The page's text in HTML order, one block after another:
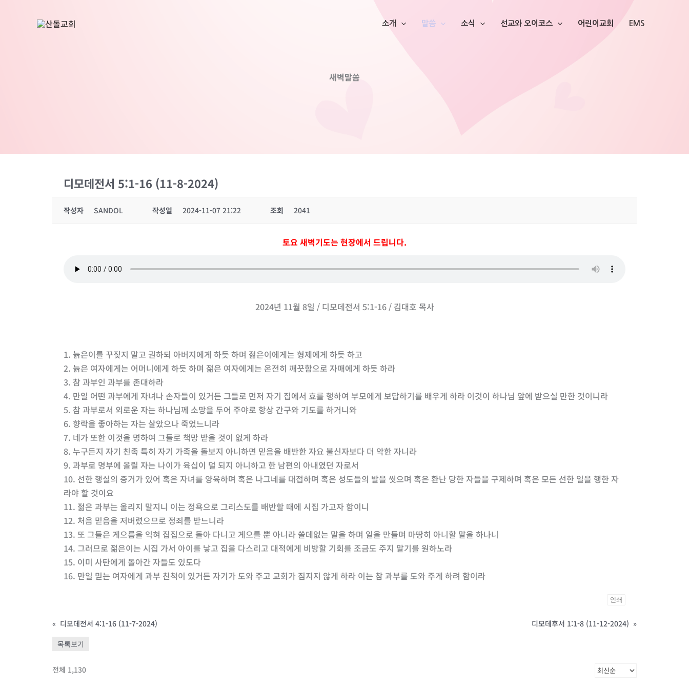
소개 말씀 소식 선교와 오이코스 어린이교회 EMS
새벽말씀
디모데전서 5:1-16 (11-8-2024)
작성자 SANDOL 작성일 2024-11-07 21:22 조회 2041
토요 새벽기도는 현장에서 드립니다.
2024년 11월 8일 / 디모데전서 5:1-16 / 김대호 목사
1. 늙은이를 꾸짖지 말고 권하되 아버지에게 하듯 하며 젊은이에게는 형제에게 하듯 하고
2. 늙은 여자에게는 어머니에게 하듯 하며 젊은 여자에게는 온전히 깨끗함으로 자매에게 하듯 하라
3. 참 과부인 과부를 존대하라
4. 만일 어떤 과부에게 자녀나 손자들이 있거든 그들로 먼저 자기 집에서 효를 행하여 부모에게 보답하기를 배우게 하라 이것이 하나님 앞에 받으실 만한 것이니라
5. 참 과부로서 외로운 자는 하나님께 소망을 두어 주야로 항상 간구와 기도를 하거니와
6. 향락을 좋아하는 자는 살았으나 죽었느니라
7. 네가 또한 이것을 명하여 그들로 책망 받을 것이 없게 하라
8. 누구든지 자기 친족 특히 자기 가족을 돌보지 아니하면 믿음을 배반한 자요 불신자보다 더 악한 자니라
9. 과부로 명부에 올릴 자는 나이가 육십이 덜 되지 아니하고 한 남편의 아내였던 자로서
10. 선한 행실의 증거가 있어 혹은 자녀를 양육하며 혹은 나그네를 대접하며 혹은 성도들의 발을 씻으며 혹은 환난 당한 자들을 구제하며 혹은 모든 선한 일을 행한 자
라야 할 것이요
11. 젊은 과부는 올리지 말지니 이는 정욕으로 그리스도를 배반할 때에 시집 가고자 함이니
12. 처음 믿음을 저버렸으므로 정죄를 받느니라
13. 또 그들은 게으름을 익혀 집집으로 돌아 다니고 게으를 뿐 아니라 쓸데없는 말을 하며 일을 만들며 마땅히 아니할 말을 하나니
14. 그러므로 젊은이는 시집 가서 아이를 낳고 집을 다스리고 대적에게 비방할 기회를 조금도 주지 말기를 원하노라
15. 이미 사탄에게 돌아간 자들도 있도다
16. 만일 믿는 여자에게 과부 친척이 있거든 자기가 도와 주고 교회가 짐지지 않게 하라 이는 참 과부를 도와 주게 하려 함이라
인쇄
« 디모데전서 4:1-16 (11-7-2024) 디모데후서 1:1-8 (11-12-2024) »
목록보기
전체 1,130